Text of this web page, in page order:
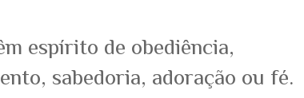
espírito de obediência,
sabedoria, adoração ou fé.